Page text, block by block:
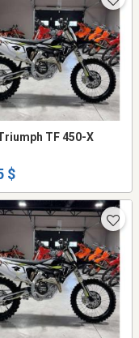
TF 450-X
$